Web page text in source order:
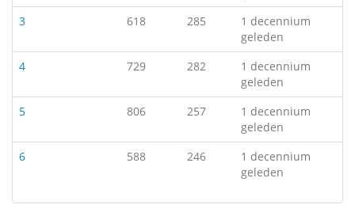
3
618 285
1 decennium
geleden
4
729 282
1 decennium
geleden
5
806 257
1 decennium
geleden
6
588 246
1 decennium
geleden